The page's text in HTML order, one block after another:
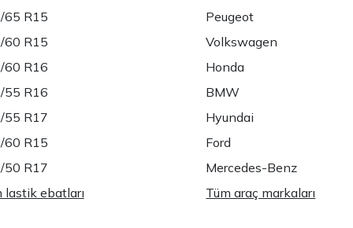
65 R15
60 R15
60 R16
55 R16
55 R17
60 R15
50 R17
lastik ebatları
Peugeot
Volkswagen
Honda
BMW
Hyundai
Ford
Mercedes-Benz
Tüm araç markaları